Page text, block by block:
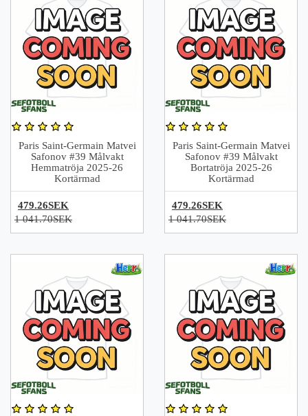
Paris Saint-Germain Matvei
Safonov #39 Målvakt
Hemmatröja 2025-26
Kortärmad
479.26SEK
1 041.70SEK
Paris Saint-Germain Matvei
Safonov #39 Målvakt
Bortatröja 2025-26
Kortärmad
479.26SEK
1 041.70SEK